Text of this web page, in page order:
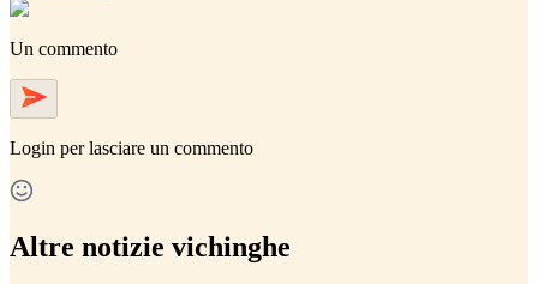
Un commento
Login per lasciare un commento
Altre notizie vichinghe